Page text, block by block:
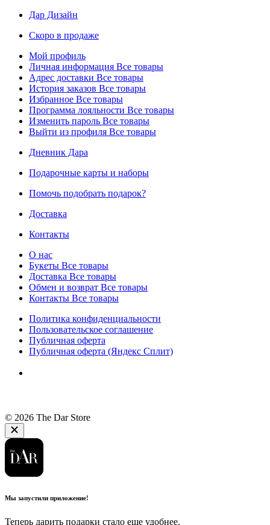
Дар Дизайн
Скоро в продаже
Мой профиль
Личная информация Все товары
Адрес доставки Все товары
История заказов Все товары
Избранное Все товары
Программа лояльности Все товары
Изменить пароль Все товары
Выйти из профиля Все товары
Дневник Дара
Подарочные карты и наборы
Помочь подобрать подарок?
Доставка
Контакты
О нас
Букеты Все товары
Доставка Все товары
Обмен и возврат Все товары
Контакты Все товары
Политика конфиденциальности
Пользовательское соглашение
Публичная оферта
Публичная оферта (Яндекс Сплит)
© 2026 The Dar Store
Мы запустили приложение!
Теперь дарить подарки стало еще удобнее.